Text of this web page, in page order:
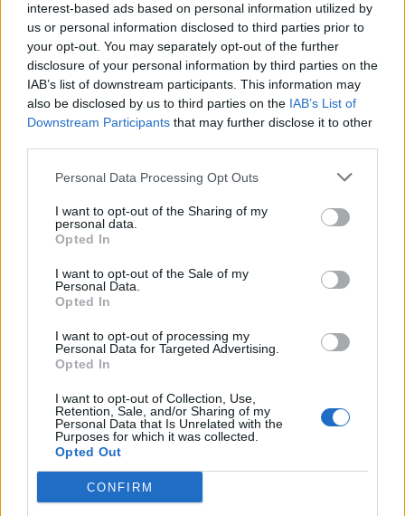
interest-based ads based on personal information utilized by
us or personal information disclosed to third parties prior to
your opt-out. You may separately opt-out of the further
disclosure of your personal information by third parties on the
IAB’s list of downstream participants. This information may
also be disclosed by us to third parties on the IAB’s List of
Downstream Participants that may further disclose it to other
Personal Data Processing Opt Outs
I want to opt-out of the Sharing of my
personal data.
Opted In
I want to opt-out of the Sale of my
Personal Data.
Opted In
I want to opt-out of processing my
Personal Data for Targeted Advertising.
Opted In
I want to opt-out of Collection, Use,
Retention, Sale, and/or Sharing of my
Personal Data that Is Unrelated with the
Purposes for which it was collected.
Opted Out
CONFIRM